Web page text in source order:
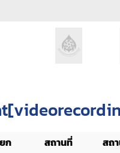
ก สถานที่
สถ